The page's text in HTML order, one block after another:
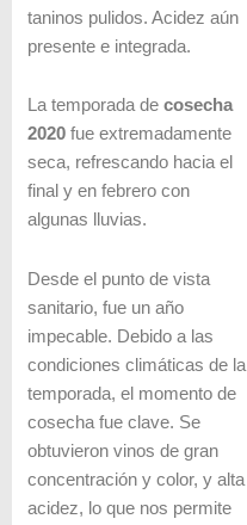
taninos pulidos. Acidez aún
presente e integrada.
La temporada de cosecha
2020fue extremadamente
seca, refrescando hacia el
final y en febrero con
algunas lluvias.
Desde el punto de vista
sanitario, fue un año
impecable. Debido a las
condiciones climáticas de la
temporada, el momento de
cosecha fue clave. Se
obtuvieron vinos de gran
concentración y color, y alta
acidez, lo que nos permite